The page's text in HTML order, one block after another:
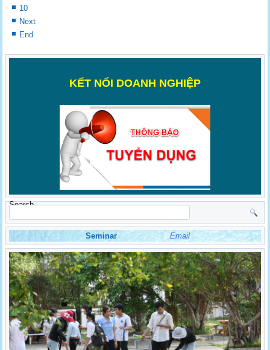
10
Next
End
KẾT NỐI DOANH NGHIỆP
Search
Seminar Email